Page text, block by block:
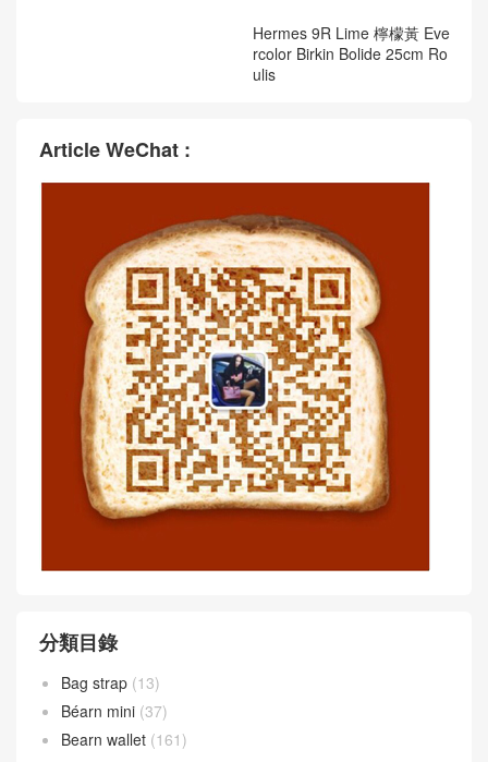
Hermes 9R Lime 檸檬黃 Eve
rcolor Birkin Bolide 25cm Ro
ulis
Article WeChat :